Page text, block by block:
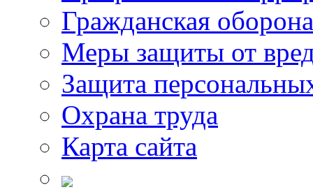
Гражданская оборона
Меры защиты от
Защита
Охрана труда
Карта сайта